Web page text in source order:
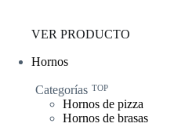
VER PRODUCTO
Hornos
Categorías TOP
Hornos de pizza
Hornos de brasas